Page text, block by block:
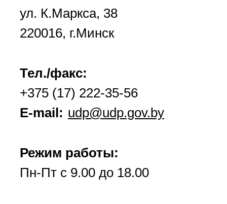
ул. К.Маркса, 38
220016, г.Минск
Тел./факс:
+375 (17) 222-35-56
E-mail: udp@udp.gov.by
Режим работы:
Пн-Пт с 9.00 до 18.00